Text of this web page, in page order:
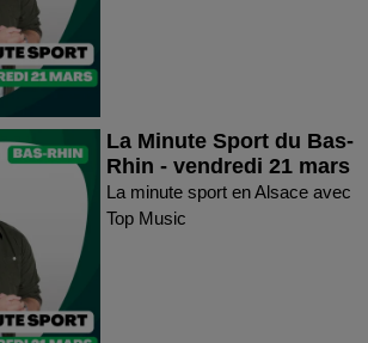
La Minute Sport du Bas-
Rhin - vendredi 21 mars
La minute sport en Alsace avec
Top Music